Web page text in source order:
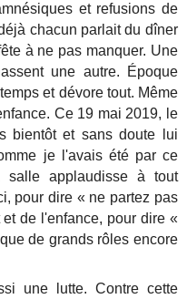
et refusions de
chacun parlait du dîner
à ne pas manquer. Une
une autre. Époque
et dévore tout. Même
Ce 19 mai 2019, le
bientôt et sans doute lui
je l'avais été par ce
salle applaudisse à tout
pour dire « ne partez pas
de l'enfance, pour dire «
de grands rôles encore
une lutte. Contre cette